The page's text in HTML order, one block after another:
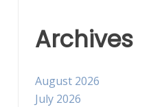
Archives
August 2026
July 2026